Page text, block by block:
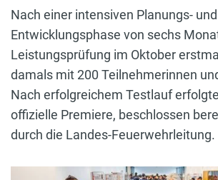
Nach einer intensiven Planungs- und
Entwicklungsphase von sechs
Leistungsprüfung im Oktober
damals mit 200 Teilnehmerinnen
Nach erfolgreichem Testlauf
offizielle Premiere, beschlossen
durch die Landes-Feuerwehrleitung.